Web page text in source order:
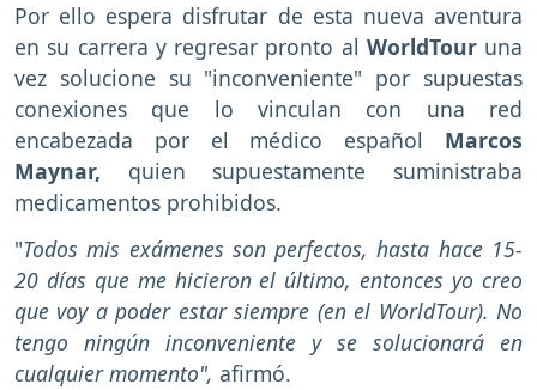
Por ello espera disfrutar de esta nueva aventura
en su carrera y regresar pronto al WorldTour una
vez solucione su "inconveniente" por supuestas
conexiones que lo vinculan con una red
encabezada por el médico español Marcos
Maynar, quien supuestamente suministraba
medicamentos prohibidos.
"Todos mis exámenes son perfectos, hasta hace 15-
20 días que me hicieron el último, entonces yo creo
que voy a poder estar siempre (en el WorldTour). No
tengo ningún inconveniente y se solucionará en
cualquier momento", afirmó.